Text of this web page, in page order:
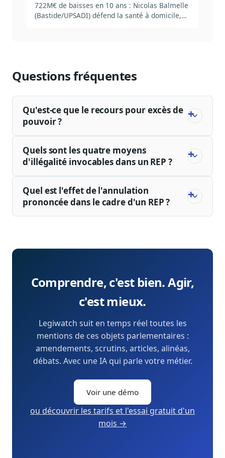
722M€ de baisses en 10 ans : Nicolas Balmelle
(Bastide/UPSADI) défend la santé à domicile,
Questions fréquentes
Qu'est-ce que le recours pour excès de
pouvoir ?
Quels sont les quatre moyens
d'illégalité invocables dans un REP ?
Quel est l'effet de l'annulation
prononcée dans le cadre d'un REP ?
Comprendre, c'est bien. Agir,
c'est mieux.
Legiwatch suit en temps réel toutes les
mentions de ces objets parlementaires :
amendements, scrutins, articles, alinéas,
débats. Avec une IA qui parle votre métier.
Voir une démo
ou découvrir les tarifs et l'essai gratuit d'un
mois →